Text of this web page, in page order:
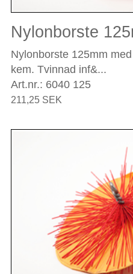
Nylonborste
Nylonborste 125mm
kem. Tvinnad inf&...
Art.nr.: 6040 125
211,25 SEK